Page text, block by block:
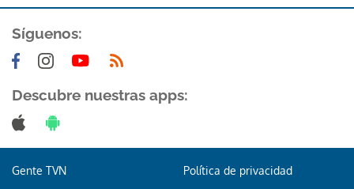
Síguenos:
Descubre nuestras apps:
Gente TVN Política de privacidad